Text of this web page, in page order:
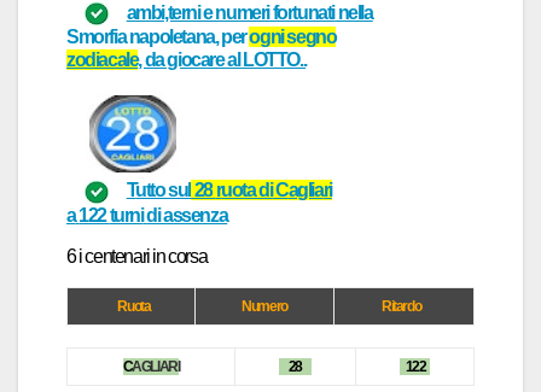
ambi,terni e numeri fortunatinella
Smorfia napoletana, perognisegno
zodiacale, da giocare al LOTTO..
Tutto sul 28 ruota diCagliari
a122turnidi assenza
6 i centenari in corsa
Ruota Numero Ritardo
CAGLIARI 28 122